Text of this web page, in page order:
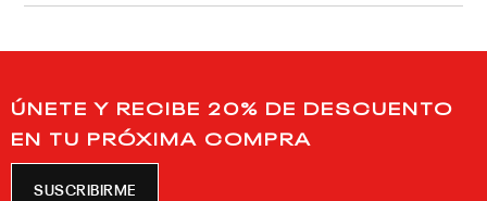
ÚNETE Y RECIBE 20% DE DESCUENTO
EN TU PRÓXIMA COMPRA
SUSCRIBIRME